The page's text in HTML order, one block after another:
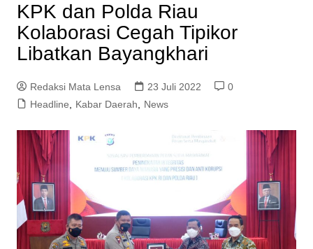
KPK dan Polda Riau
Kolaborasi Cegah Tipikor
Libatkan Bayangkhari
Redaksi Mata Lensa 23 Juli 2022
0
Headline
Kabar Daerah News